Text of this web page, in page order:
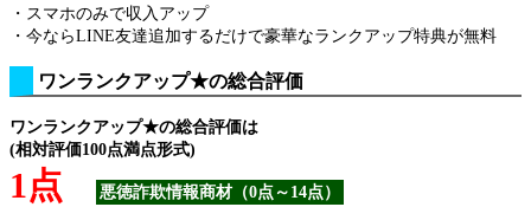
・スマホのみで収入アップ
・今ならLINE友達追加するだけで豪華なランクアップ特典が無料
ワンランクアップ★の総合評価
ワンランクアップ★の総合評価は
(相対評価100点満点形式)
1点 悪徳詐欺情報商材（0点～14点）